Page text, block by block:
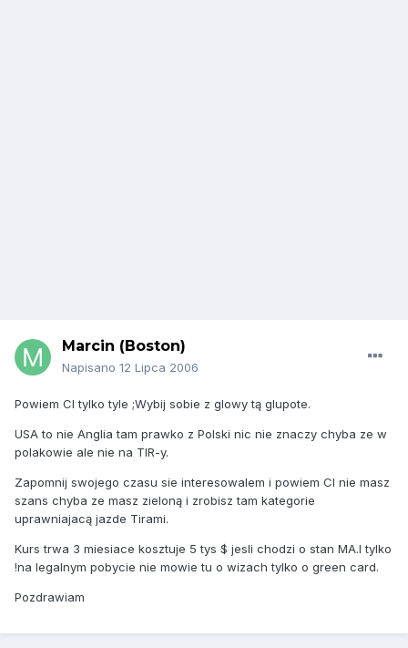
Marcin (Boston)
Napisano 12 Lipca 2006
Powiem CI tylko tyle ;Wybij sobie z glowy tą glupote.
USA to nie Anglia tam prawko z Polski nic nie znaczy chyba ze w
polakowie ale nie na TIR-y.
Zapomnij swojego czasu sie interesowalem i powiem CI nie masz
szans chyba ze masz zieloną i zrobisz tam kategorie
uprawniajacą jazde Tirami.
Kurs trwa 3 miesiace kosztuje 5 tys $ jesli chodzi o stan MA.I tylko
!na legalnym pobycie nie mowie tu o wizach tylko o green card.
Pozdrawiam